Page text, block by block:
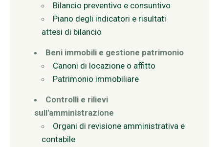
Bilancio preventivo e consuntivo
Piano degli indicatori e risultati
attesi di bilancio
Beni immobili e gestione patrimonio
Canoni di locazione o affitto
Patrimonio immobiliare
Controlli e rilievi
sull'amministrazione
Organi di revisione amministrativa e
contabile